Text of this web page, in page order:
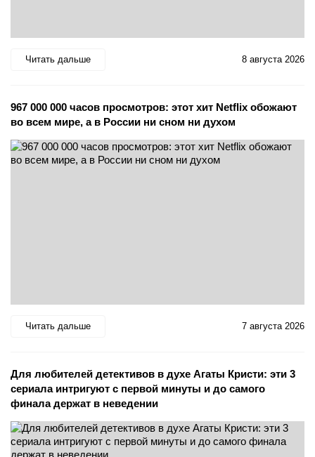
Читать дальше 8 августа 2026
967 000 000 часов просмотров: этот хит Netflix обожают
во всем мире, а в России ни сном ни духом
Читать дальше 7 августа 2026
Для любителей детективов в духе Агаты Кристи: эти 3
сериала интригуют с первой минуты и до самого
финала держат в неведении